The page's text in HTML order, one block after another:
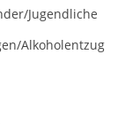
Jugendliche
Alkoholentzug